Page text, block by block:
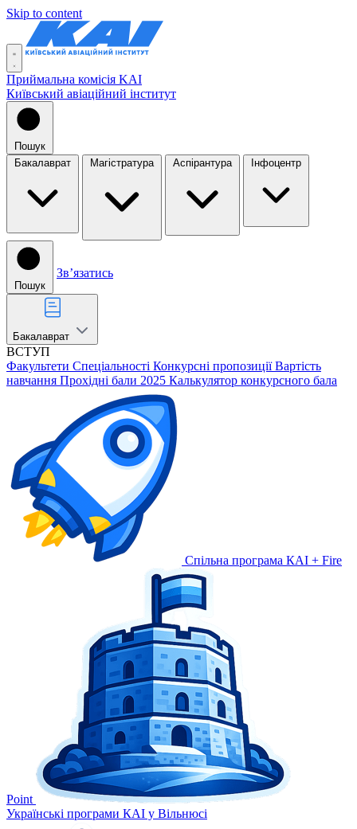
Skip to content
Приймальна комісія KAI
Київський авіаційний інститут
Пошук
Бакалаврат
Магістратура Аспірантура Інфоцентр
Пошук
Звʼязатись
Бакалаврат
ВСТУП
Факультети Спеціальності Конкурсні пропозиції Вартість
навчання Прохідні бали 2025 Калькулятор конкурсного бала
Спільна програма КАІ + Fire
Point
Українські програми КАІ у Вільнюсі